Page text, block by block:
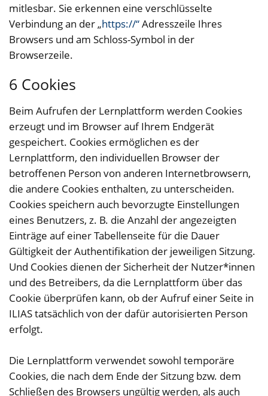
mitlesbar. Sie erkennen eine verschlüsselte
Verbindung an der „https://“Adresszeile Ihres
Browsers und am Schloss-Symbol in der
Browserzeile.
6 Cookies
Beim Aufrufen der Lernplattform werden Cookies
erzeugt und im Browser auf Ihrem Endgerät
gespeichert. Cookies ermöglichen es der
Lernplattform, den individuellen Browser der
betroffenen Person von anderen Internetbrowsern,
die andere Cookies enthalten, zu unterscheiden.
Cookies speichern auch bevorzugte Einstellungen
eines Benutzers, z. B. die Anzahl der angezeigten
Einträge auf einer Tabellenseite für die Dauer
Gültigkeit der Authentifikation der jeweiligen Sitzung.
Und Cookies dienen der Sicherheit der Nutzer*innen
und des Betreibers, da die Lernplattform über das
Cookie überprüfen kann, ob der Aufruf einer Seite in
ILIAS tatsächlich von der dafür autorisierten Person
erfolgt.
Die Lernplattform verwendet sowohl temporäre
Cookies, die nach dem Ende der Sitzung bzw. dem
Schließen des Browsers ungültig werden, als auch